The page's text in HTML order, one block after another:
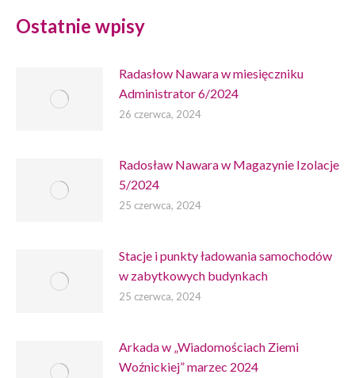
Ostatnie wpisy
Radasłow Nawara w miesięczniku
Administrator 6/2024
26 czerwca, 2024
Radosław Nawara w Magazynie Izolacje
5/2024
25 czerwca, 2024
Stacje i punkty ładowania samochodów
w zabytkowych budynkach
25 czerwca, 2024
Arkada w „Wiadomościach Ziemi
Woźnickiej” marzec 2024